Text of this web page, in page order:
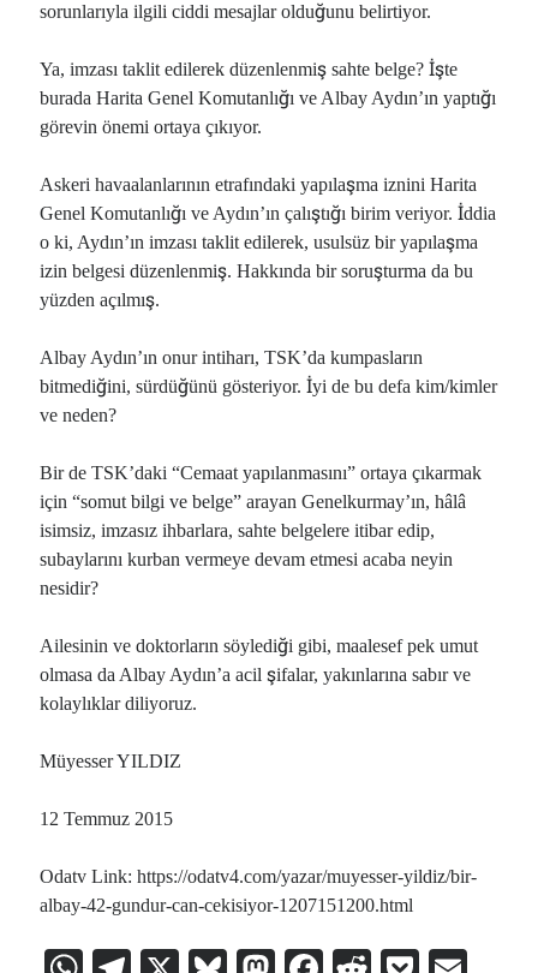
sorunlarıyla ilgili ciddi mesajlar olduğunu belirtiyor.
Ya, imzası taklit edilerek düzenlenmiş sahte belge? İşte
burada Harita Genel Komutanlığı ve Albay Aydın’ın yaptığı
görevin önemi ortaya çıkıyor.
Askeri havaalanlarının etrafındaki yapılaşma iznini Harita
Genel Komutanlığı ve Aydın’ın çalıştığı birim veriyor. İddia
o ki, Aydın’ın imzası taklit edilerek, usulsüz bir yapılaşma
izin belgesi düzenlenmiş. Hakkında bir soruşturma da bu
yüzden açılmış.
Albay Aydın’ın onur intiharı, TSK’da kumpasların
bitmediğini, sürdüğünü gösteriyor. İyi de bu defa kim/kimler
ve neden?
Bir de TSK’daki “Cemaat yapılanmasını” ortaya çıkarmak
için “somut bilgi ve belge” arayan Genelkurmay’ın, hâlâ
isimsiz, imzasız ihbarlara, sahte belgelere itibar edip,
subaylarını kurban vermeye devam etmesi acaba neyin
nesidir?
Ailesinin ve doktorların söylediği gibi, maalesef pek umut
olmasa da Albay Aydın’a acil şifalar, yakınlarına sabır ve
kolaylıklar diliyoruz.
Müyesser YILDIZ
12 Temmuz 2015
Odatv Link: https://odatv4.com/yazar/muyesser-yildiz/bir-
albay-42-gundur-can-cekisiyor-1207151200.html